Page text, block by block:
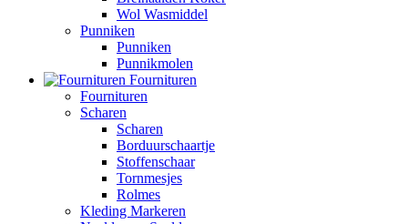
Wol Wasmiddel
Punniken
Punniken
Punnikmolen
Fournituren
Fournituren
Scharen
Scharen
Borduurschaartje
Stoffenschaar
Tornmesjes
Rolmes
Kleding Markeren